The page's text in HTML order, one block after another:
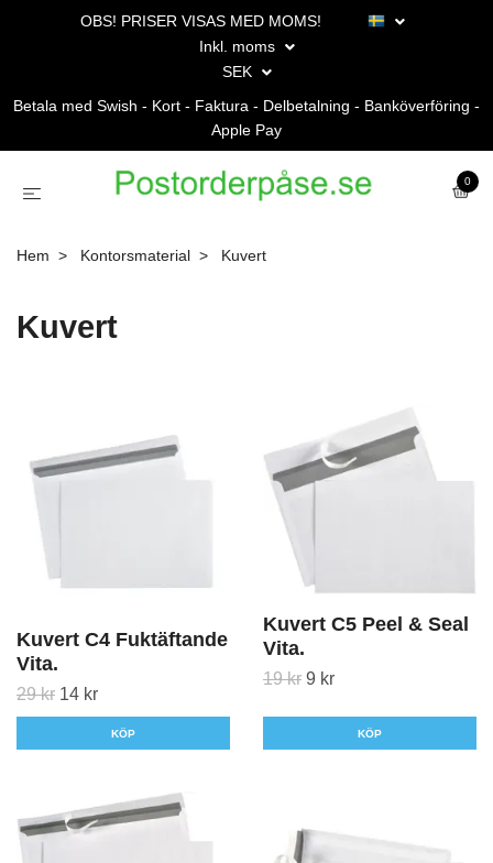
OBS! PRISER VISAS MED MOMS!
Inkl. moms
SEK
Betala med Swish - Kort - Faktura - Delbetalning - Banköverföring -
Apple Pay
0
Hem Kontorsmaterial Kuvert
Kuvert
Kuvert C4 Fuktäftande
Vita.
29 kr 14 kr
KÖP
Kuvert C5 Peel & Seal
Vita.
19 kr 9 kr
KÖP